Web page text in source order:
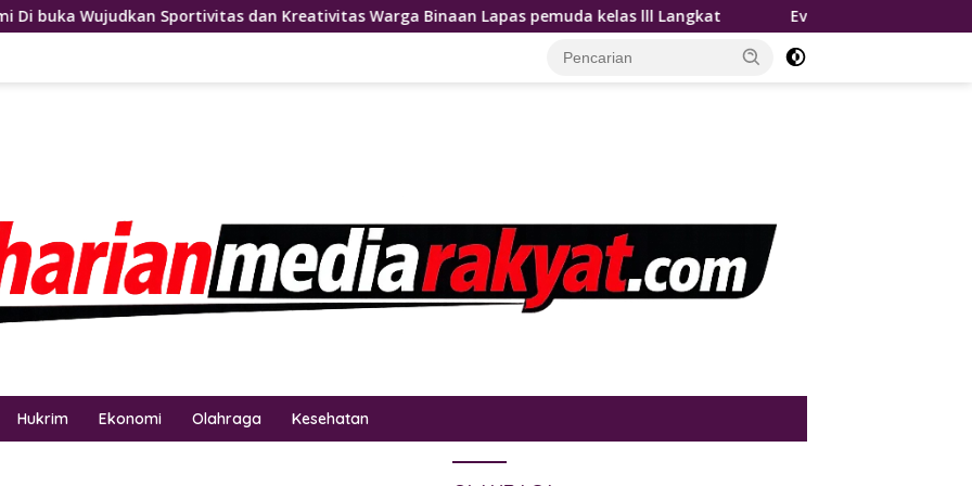
dan Kreativitas Warga Binaan Lapas pemuda kelas lll Langkat Evaluasi Kinerja Primkopasindo Sumut Rutan
Hukrim Ekonomi Olahraga Kesehatan